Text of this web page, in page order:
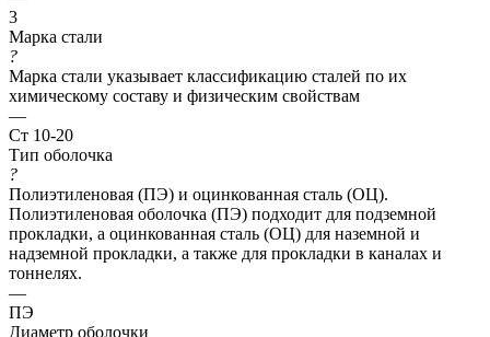
3
Марка стали
?
Марка стали указывает классификацию сталей по их
химическому составу и физическим свойствам
—
Ст 10-20
Тип оболочка
?
Полиэтиленовая (ПЭ) и оцинкованная сталь (ОЦ).
Полиэтиленовая оболочка (ПЭ) подходит для подземной
прокладки, а оцинкованная сталь (ОЦ) для наземной и
надземной прокладки, а также для прокладки в каналах и
тоннелях.
—
ПЭ
Диаметр оболочки